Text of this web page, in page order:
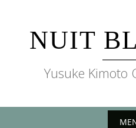
contentNUIT
Yusuke Kimoto